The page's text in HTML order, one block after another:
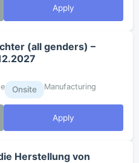
Apply
(all genders) –
Onsite Manufacturing
Apply
Herstellung von